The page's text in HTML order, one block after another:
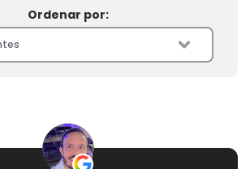
Ordenar por: